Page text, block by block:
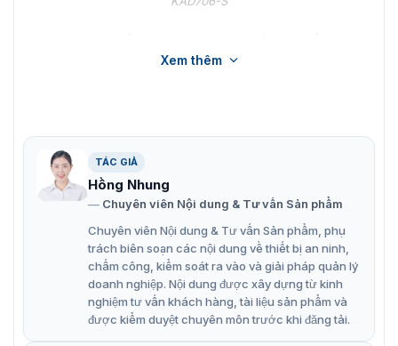
Cho phép kết nối với 1 cổng RJ45.
Tiêu thụ mức năng lượng thấp chỉ <7W, tiết kiệm
DS-KAD706-S tích hợp nút reset để khôi phục nhanh
chóng các cài đặt gốc.
Bộ phân phối IP 2 dây.
6 giao diện xếp tầng 2 dây không cần nguồn điện
Xem thêm
TÁC GIẢ
Hồng Nhung
Chuyên viên Nội dung & Tư vấn Sản phẩm
Chuyên viên Nội dung & Tư vấn Sản phẩm, phụ
trách biên soạn các nội dung về thiết bị an ninh,
chấm công, kiểm soát ra vào và giải pháp quản lý
doanh nghiệp. Nội dung được xây dựng từ kinh
nghiệm tư vấn khách hàng, tài liệu sản phẩm và
được kiểm duyệt chuyên môn trước khi đăng tải.